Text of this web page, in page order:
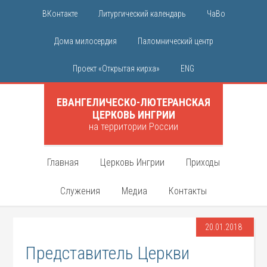
ВКонтакте Литургический календарь ЧаВо
Дома милосердия Паломнический центр
Проект «Открытая кирха» ENG
ЕВАНГЕЛИЧЕСКО-ЛЮТЕРАНСКАЯ
ЦЕРКОВЬ ИНГРИИ
на территории России
Главная Церковь Ингрии Приходы
Служения Медиа Контакты
20.01.2018
Представитель Церкви